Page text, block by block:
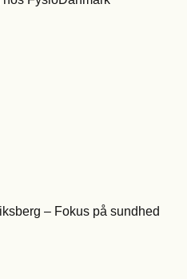
– Fokus på sundhed